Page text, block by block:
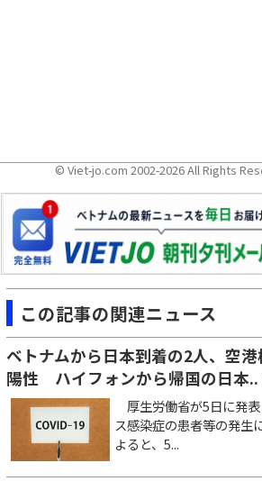
© Viet-jo.com 2002-2026 All Rights
この記事の関連ニュース
ベトナムから日本到着の2人、空
陽性 ハイフォンから帰国の日本..
厚生労働省が5日に発
ス感染症の患者等の発生
よると、5...